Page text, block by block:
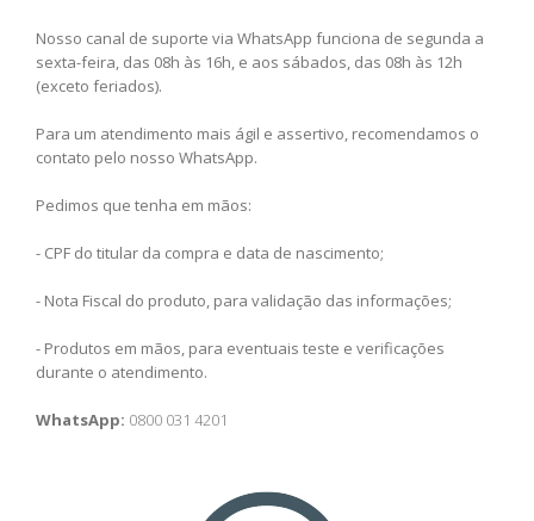
Nosso canal de suporte via WhatsApp funciona de segunda a
sexta-feira, das 08h às 16h, e aos sábados, das 08h às 12h
(exceto feriados).
Para um atendimento mais ágil e assertivo, recomendamos o
contato pelo nosso WhatsApp.
Pedimos que tenha em mãos:
- CPF do titular da compra e data de nascimento;
- Nota Fiscal do produto, para validação das informações;
- Produtos em mãos, para eventuais teste e verificações
durante o atendimento.
WhatsApp: 0800 031 4201